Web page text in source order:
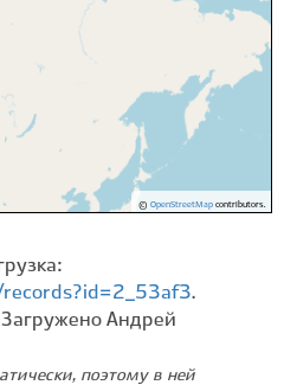
© OpenStreetMapcontributors.
records?id=2_53af3.
Андрей
поэтому в ней